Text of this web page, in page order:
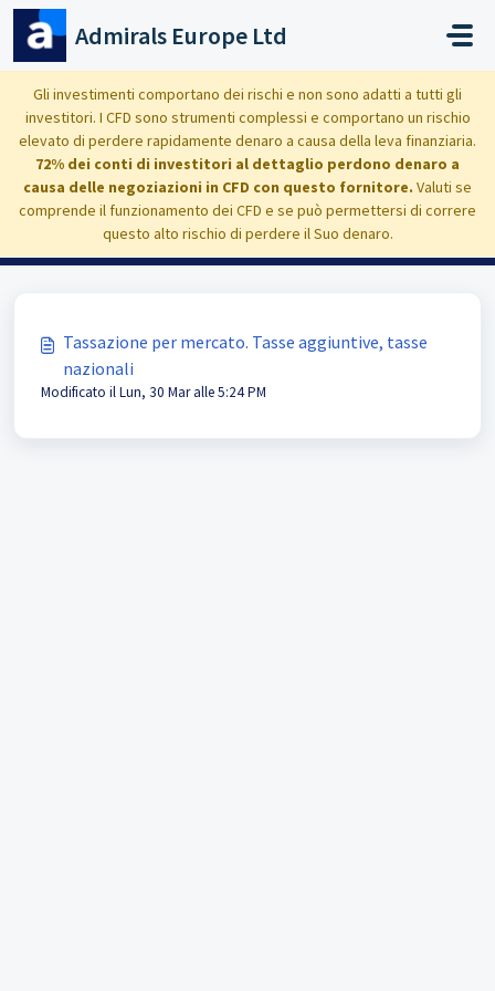
Salta al contenuto principale
Admirals Europe Ltd
Gli investimenti comportano dei rischi e non sono adatti a tutti gli
investitori. I CFD sono strumenti complessi e comportano un rischio
elevato di perdere rapidamente denaro a causa della leva finanziaria.
72% dei conti di investitori al dettaglio perdono denaro a
causa delle negoziazioni in CFD con questo fornitore. Valuti se
comprende il funzionamento dei CFD e se può permettersi di correre
questo alto rischio di perdere il Suo denaro.
Home Domande Frequenti (FAQ) Investimenti: tasse, dividendi e ripartizione del valore del conto Tasse
Tasse (1)
Tassazione per mercato. Tasse aggiuntive, tasse
nazionali
Modificato il Lun, 30 Mar alle 5:24 PM